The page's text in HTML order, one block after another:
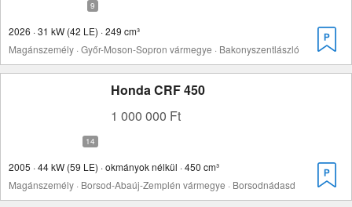
2026 · 31 kW (42 LE) · 249 cm³
Magánszemély · Győr-Moson-Sopron vármegye · Bakonyszentlászló
Honda CRF 450
1 000 000 Ft
2005 · 44 kW (59 LE) · okmányok nélkül · 450 cm³
Magánszemély · Borsod-Abaúj-Zemplén vármegye · Borsodnádasd